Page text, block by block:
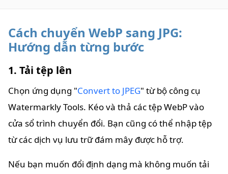
Cách chuyển WebP sang JPG:
Hướng dẫn từng bước
1. Tải tệp lên
Chọn ứng dụng "Convert to JPEG" từ bộ công cụ
Watermarkly Tools. Kéo và thả các tệp WebP vào
cửa sổ trình chuyển đổi. Bạn cũng có thể nhập tệp
từ các dịch vụ lưu trữ đám mây được hỗ trợ.
Nếu bạn muốn đổi định dạng mà không muốn tải